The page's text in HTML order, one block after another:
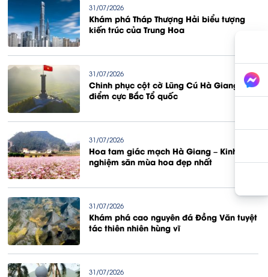
31/07/2026
Khám phá Tháp Thượng Hải biểu tượng
kiến trúc của Trung Hoa
31/07/2026
Chinh phục cột cờ Lũng Cú Hà Giang
điểm cực Bắc Tổ quốc
31/07/2026
Hoa tam giác mạch Hà Giang – Kinh
nghiệm săn mùa hoa đẹp nhất
31/07/2026
Khám phá cao nguyên đá Đồng Văn tuyệt
tác thiên nhiên hùng vĩ
31/07/2026